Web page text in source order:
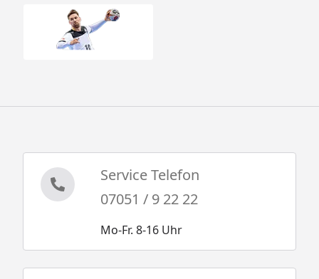
Service Telefon
07051 / 9 22 22
Mo-Fr. 8-16 Uhr